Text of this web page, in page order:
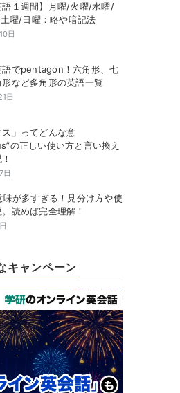
語１週間】月曜/火曜/水曜/
曜/日曜：略や暗記法
日
語でpentagon！六角形、七
など多角形の英語一覧
日
ス」ってどんな意
の正しい使い方と言い換え
日
味が多すぎる！見分け方や使
読めば完全理解！
キャンペーン